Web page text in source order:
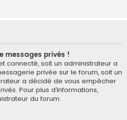
messages privés !
connecté, soit un administrateur a
privée sur le forum, soit un
a décidé de vous empêcher
Pour plus d’informations,
du forum.